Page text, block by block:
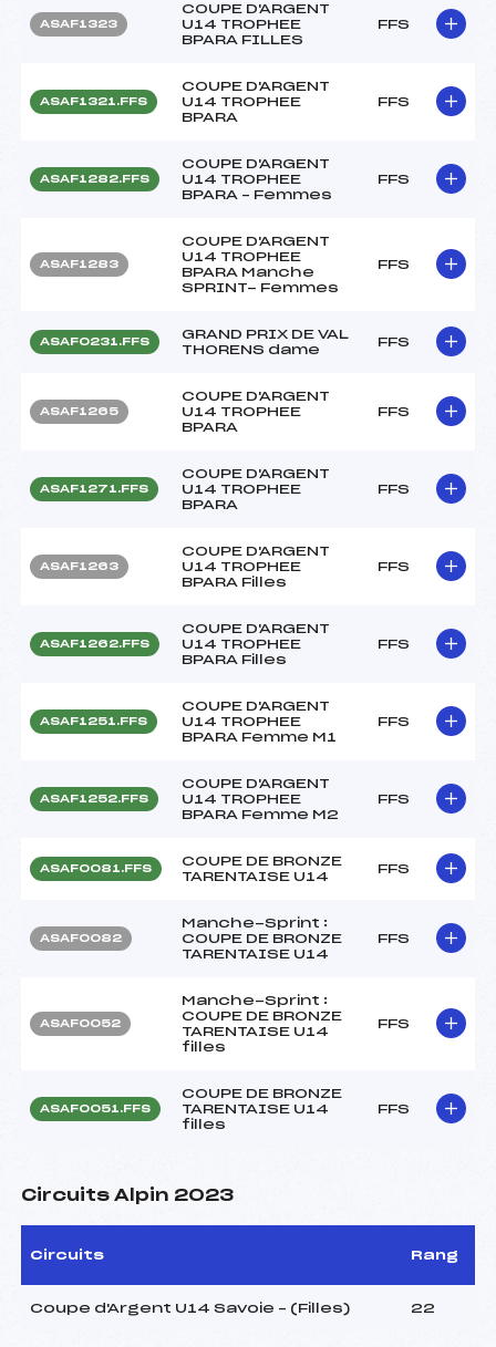
ASAF1323
COUPE D'ARGENT
U14 TROPHEE
BPARA FILLES
FFS
ASAF1321.FFS
COUPE D'ARGENT
U14 TROPHEE
BPARA
FFS
ASAF1282.FFS
COUPE D'ARGENT
U14 TROPHEE
BPARA – Femmes
FFS
ASAF1283
COUPE D'ARGENT
U14 TROPHEE
BPARA Manche
SPRINT- Femmes
FFS
ASAF0231.FFS
GRAND PRIX DE VAL
THORENS dame
FFS
ASAF1265
COUPE D'ARGENT
U14 TROPHEE
BPARA
FFS
ASAF1271.FFS
COUPE D'ARGENT
U14 TROPHEE
BPARA
FFS
ASAF1263
COUPE D'ARGENT
U14 TROPHEE
BPARA Filles
FFS
ASAF1262.FFS
COUPE D'ARGENT
U14 TROPHEE
BPARA Filles
FFS
ASAF1251.FFS
COUPE D'ARGENT
U14 TROPHEE
BPARA Femme M1
FFS
ASAF1252.FFS
COUPE D'ARGENT
U14 TROPHEE
BPARA Femme M2
FFS
ASAF0081.FFS
COUPE DE BRONZE
TARENTAISE U14
FFS
ASAF0082
Manche-Sprint :
COUPE DE BRONZE
TARENTAISE U14
FFS
ASAF0052
Manche-Sprint :
COUPE DE BRONZE
TARENTAISE U14
filles
FFS
ASAF0051.FFS
COUPE DE BRONZE
TARENTAISE U14
filles
FFS
Circuits Alpin 2023
Circuits Rang
Coupe d'Argent U14 Savoie – (Filles) 22